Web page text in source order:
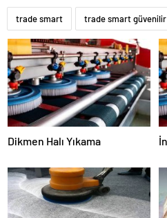
trade smart trade smart güvenilir
Dikmen Halı Yıkama